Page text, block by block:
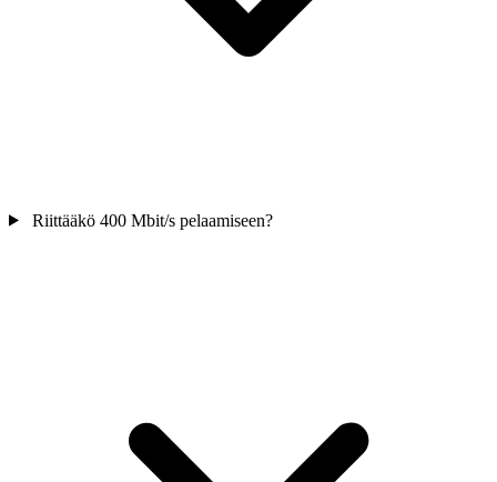
Riittääkö 400 Mbit/s pelaamiseen?